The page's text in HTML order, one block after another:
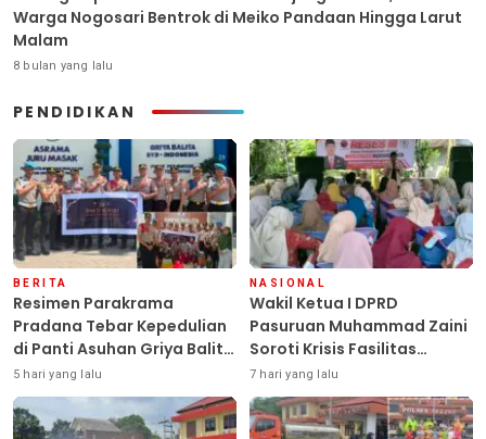
Warga Nogosari Bentrok di Meiko Pandaan Hingga Larut
Malam
8 bulan yang lalu
PENDIDIKAN
BERITA
Resimen Parakrama
Pradana Tebar Kepedulian
di Panti Asuhan Griya Balita
SYD, Peluk Hangat Balita
Terlantar “POLRI Hadir
Dengan Hati”
5 hari yang lalu
NASIONAL
Wakil Ketua I DPRD
Pasuruan Muhammad Zaini
Soroti Krisis Fasilitas
Sekolah di Tengah Efisiensi
Anggaran
7 hari yang lalu